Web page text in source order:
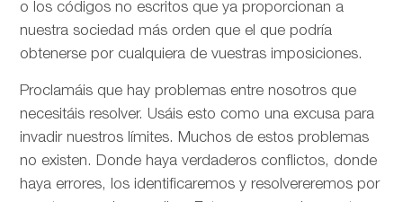
o los códigos no escritos que ya proporcionan a
nuestra sociedad más orden que el que podría
obtenerse por cualquiera de vuestras imposiciones.
Proclamáis que hay problemas entre nosotros que
necesitáis resolver. Usáis esto como una excusa para
invadir nuestros límites. Muchos de estos problemas
no existen. Donde haya verdaderos conflictos, donde
haya errores, los identificaremos y resolvereremos por